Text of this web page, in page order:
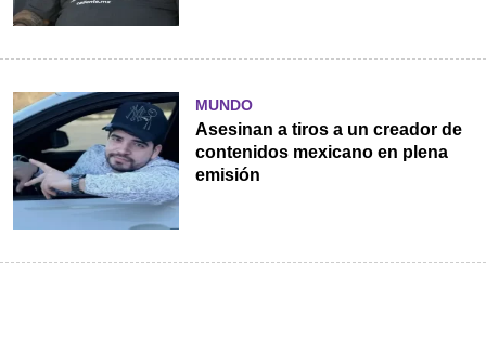
MUNDO
Asesinan a tiros a un creador de
contenidos mexicano en plena
emisión